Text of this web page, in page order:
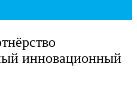
инновационный